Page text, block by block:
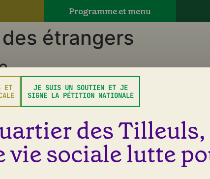
Programme et menu
étrangers
champs obligatoires sont indiqués avec
ET
JE SUIS UN SOUTIEN ET JE
SIGNE LA PÉTITION NATIONALE
des
vie sociale lutte